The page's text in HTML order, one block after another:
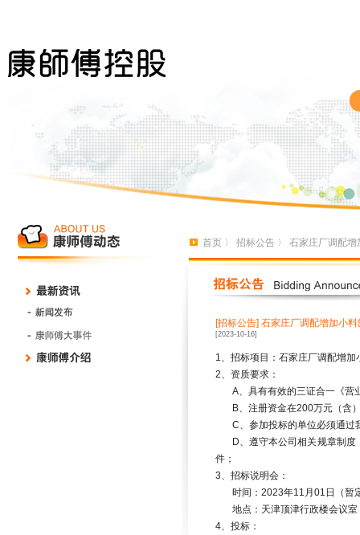
首页 〉 招标公告 〉 石家庄厂调配
[招标公告] 石家庄厂调配增加小
[2023-10-16]
1、招标项目：石家庄厂调配增加
2、资质要求：
A、具有有效的三证合一《营
B、注册资金在200万元（含
C、参加投标的单位必须通
D、遵守本公司相关规章制
件；
3、招标说明会：
时间： 2023年11 月 01 日（暂
地点：天津顶津行政楼会议
4、投标：